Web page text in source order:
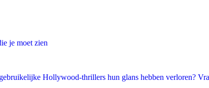
je moet zien
Hollywood-thrillers hun glans hebben verloren?